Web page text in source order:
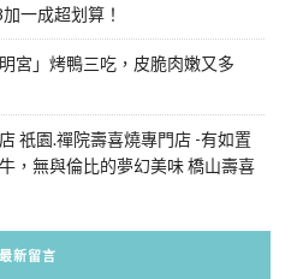
一成超划算！
宮」烤鴨三吃，皮脆肉嫩又多
祇園.禪院壽喜燒專門店 -有如置
，無與倫比的夢幻美味 橋山壽喜
最新留言